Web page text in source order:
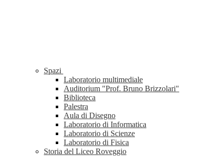
Spazi
Laboratorio multimediale
Auditorium "Prof. Bruno Brizzolari"
Biblioteca
Palestra
Aula di Disegno
Laboratorio di Informatica
Laboratorio di Scienze
Laboratorio di Fisica
Storia del Liceo Roveggio